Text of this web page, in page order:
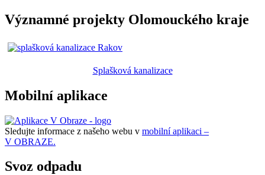
Významné projekty Olomouckého kraje
Splašková kanalizace
Mobilní aplikace
Sledujte informace z našeho webu v mobilní aplikaci –
V OBRAZE.
Svoz odpadu